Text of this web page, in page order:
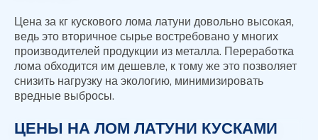
Цена за кг кускового лома латуни довольно высокая,
ведь это вторичное сырье востребовано у многих
производителей продукции из металла. Переработка
лома обходится им дешевле, к тому же это позволяет
снизить нагрузку на экологию, минимизировать
вредные выбросы.
ЦЕНЫ НА ЛОМ ЛАТУНИ КУСКАМИ